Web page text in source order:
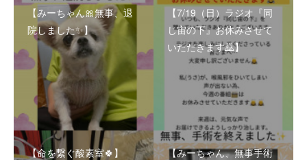
【みーちゃん🎀無事、退
院しました✨】
【7/19（日）ラジオ『同
じ宙の下』お休みさせて
いただきます🙇】
【命を繋ぐ酸素室🍀】
【みーちゃん、無事手術